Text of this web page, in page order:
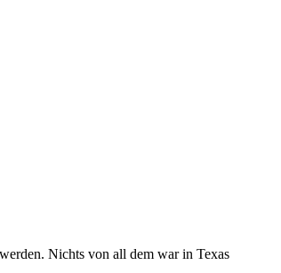
Nichts von all dem war in Texas